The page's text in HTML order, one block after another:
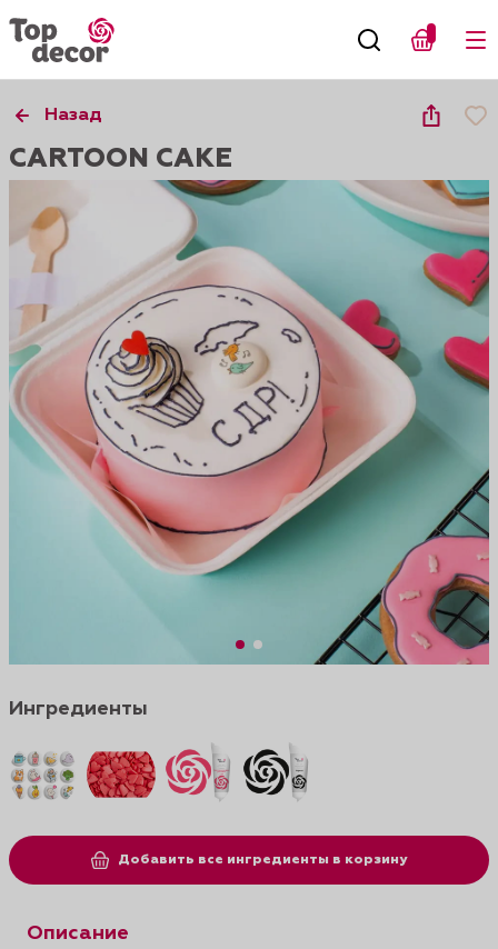
Назад
CARTOON CAKE
Ингредиенты
Добавить все ингредиенты в корзину
Описание